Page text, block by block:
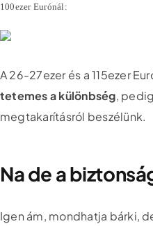
100ezer Eurónál:
A 26-27ezer és a 115ezer
tetemes a különbség,
megtakarításról beszélünk.
Na de a
Igen ám, mondhatja bárki,